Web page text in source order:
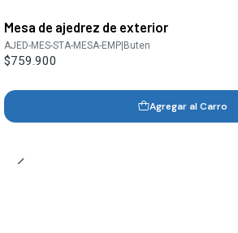
Mesa de ajedrez de exterior
AJED-MES-STA-MESA-EMP|Buten
$759.900
Agregar al Carro